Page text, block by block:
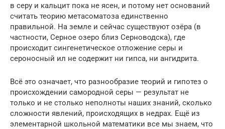
в серу и кальцит пока не ясен, и потому нет оснований
считать теорию метасоматоза единственно
правильной. На земле и сейчас существуют озёра (в
частности, Серное озеро близ Серноводска), где
происходит сингенетическое отложение серы и
сероносный ил не содержит ни гипса, ни ангидрита.
Всё это означает, что разнообразие теорий и гипотез о
происхождении самородной серы — результат не
только и не столько неполноты наших знаний, сколько
сложности явлений, происходящих в недрах. Ещё из
элементарной школьной математики все мы знаем, что